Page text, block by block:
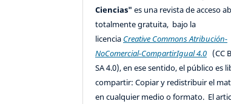
Ciencias"es una revista de acceso
totalmente gratuita, bajo la
licencia Creative Commons Atribución-
NoComercial-CompartirIgual 4.0 (CC
SA 4.0), en ese sentido, el público es
compartir: Copiar y redistribuir el
en cualquier medio o formato. El